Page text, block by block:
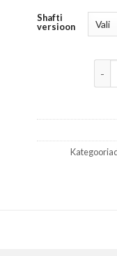
Shafti
versioon